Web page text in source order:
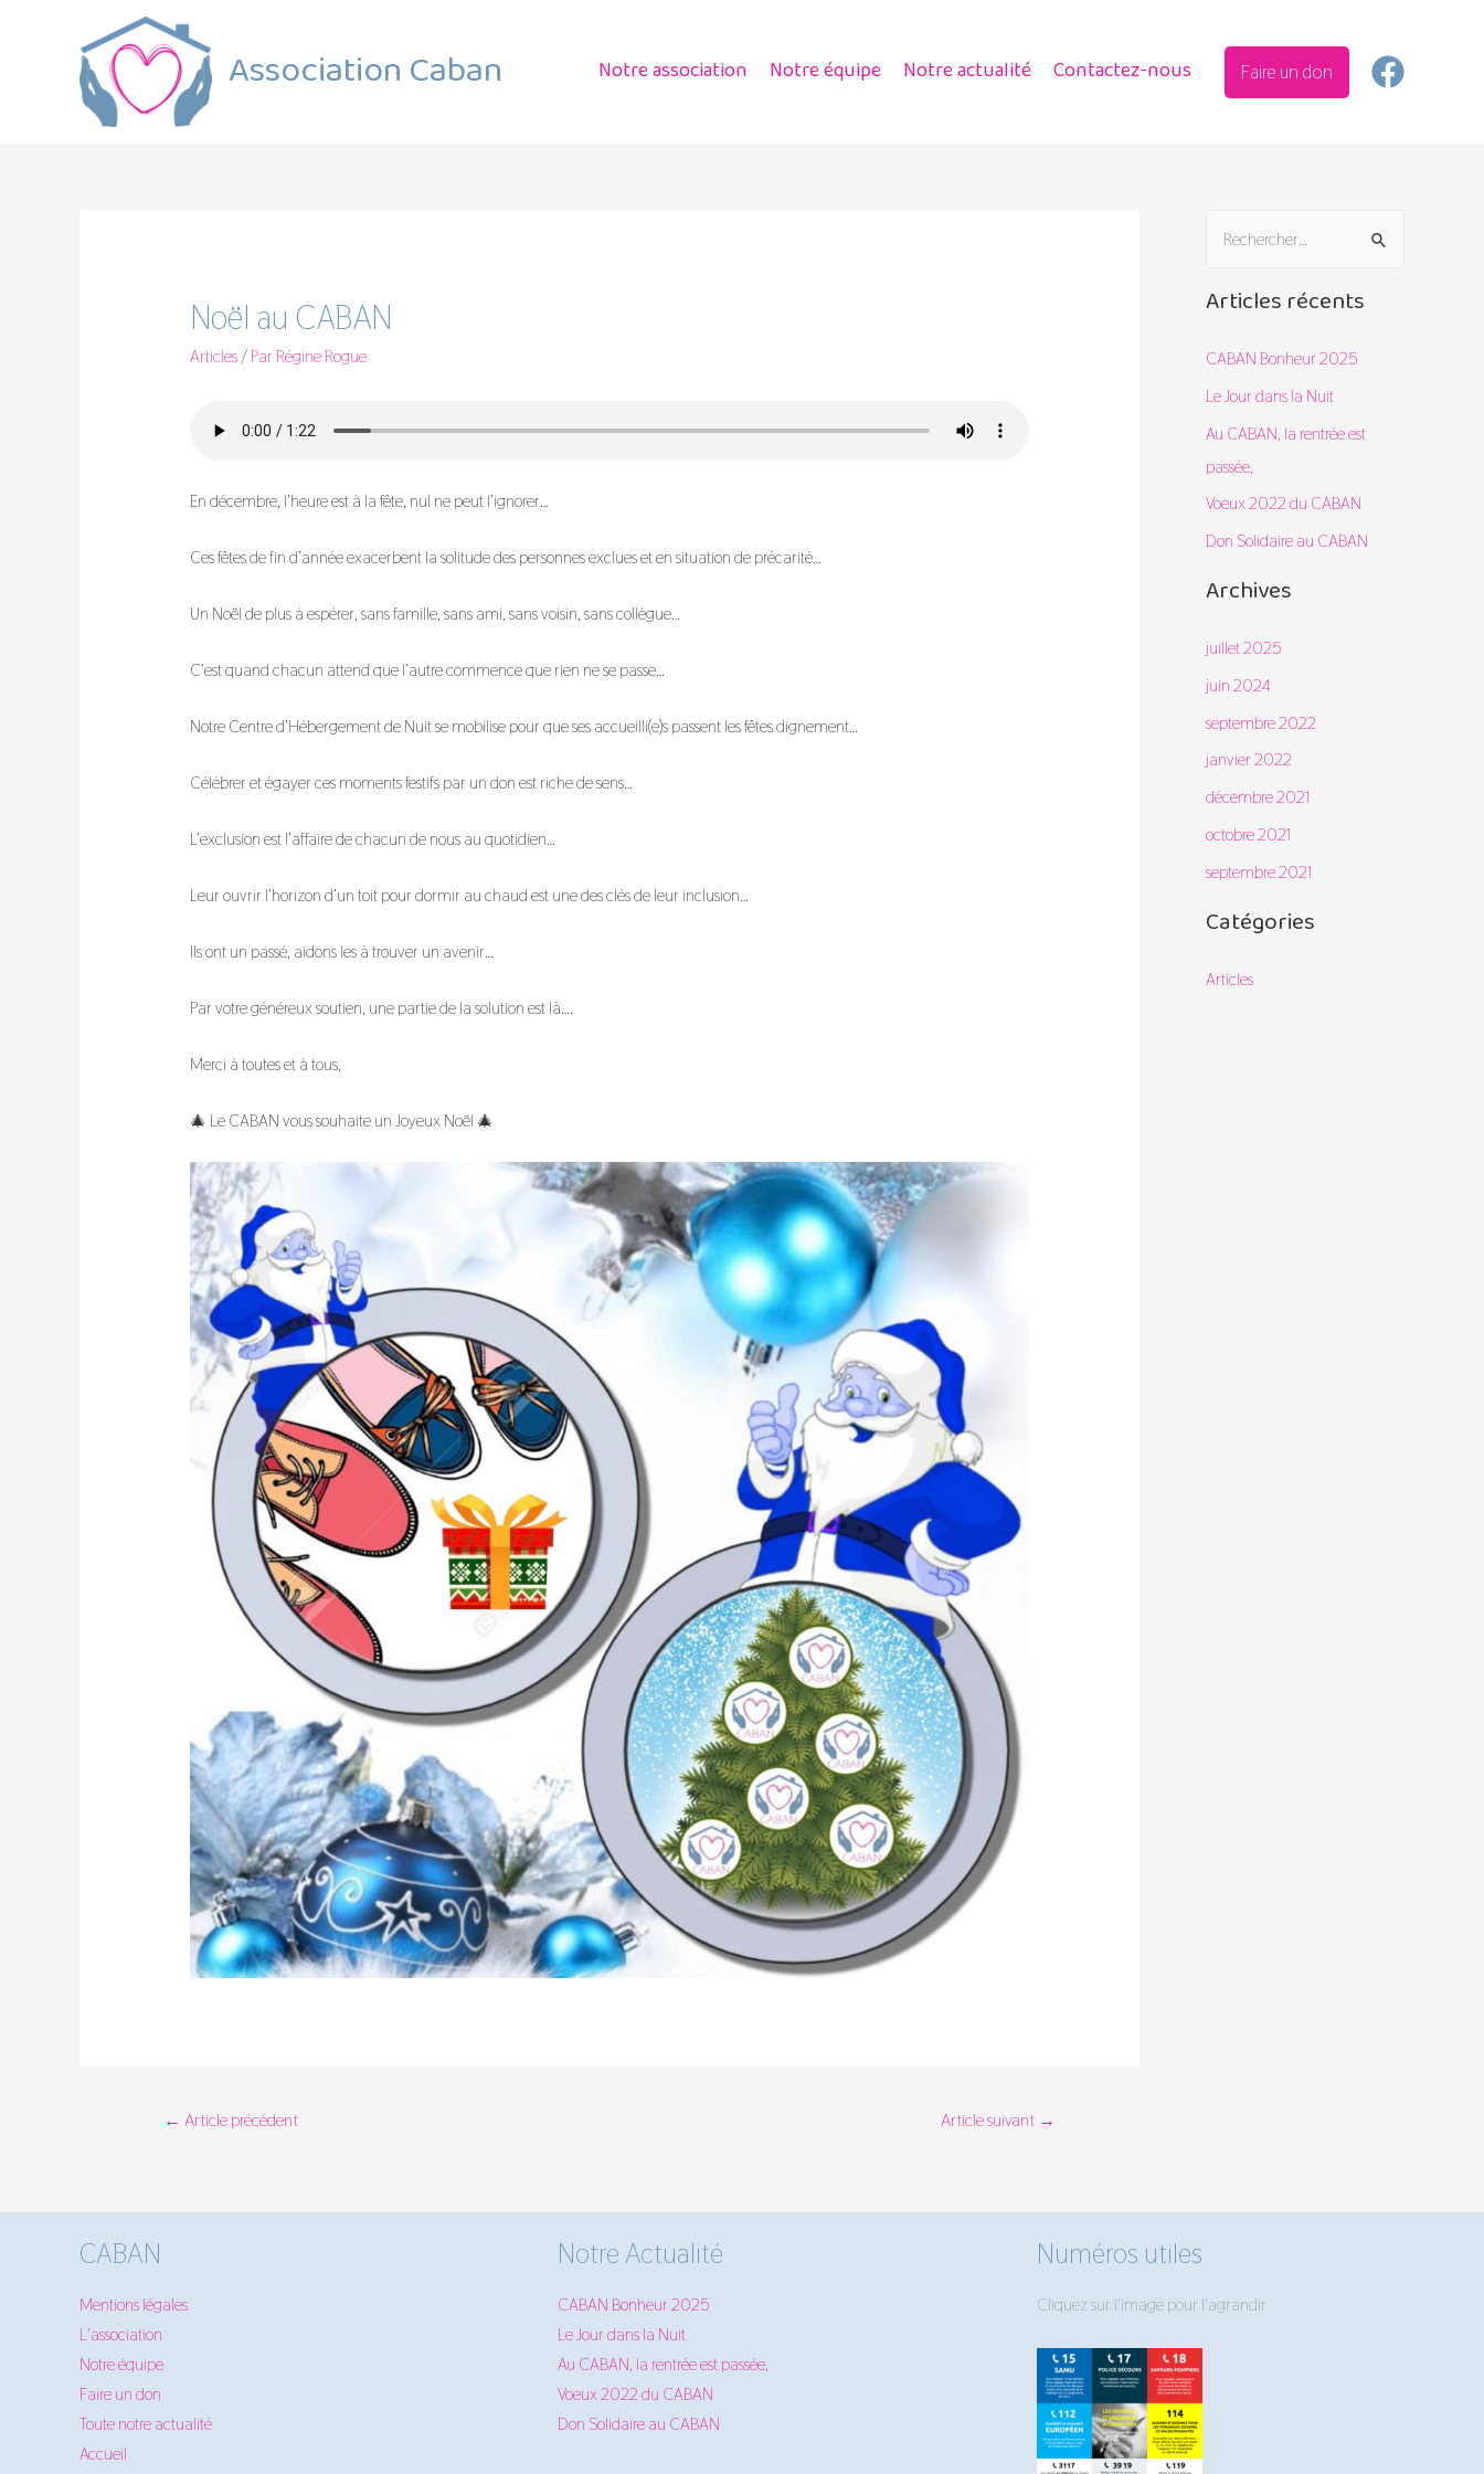
Association Caban Notre association Notre équipe Notre actualité Contactez-nous Faire un don
Noël au CABAN
Articles / Par Régine Rogue
En décembre, l’heure est à la fête, nul ne peut l’ignorer…
Ces fêtes de fin d’année exacerbent la solitude des personnes exclues et en situation de précarité…
Un Noël de plus à espérer, sans famille, sans ami, sans voisin, sans collègue…
C’est quand chacun attend que l’autre commence que rien ne se passe…
Notre Centre d’Hébergement de Nuit se mobilise pour que ses accueilli(e)s passent les fêtes dignement…
Célébrer et égayer ces moments festifs par un don est riche de sens…
L’exclusion est l’affaire de chacun de nous au quotidien…
Leur ouvrir l’horizon d’un toit pour dormir au chaud est une des clés de leur inclusion…
Ils ont un passé, aidons les à trouver un avenir…
Par votre généreux soutien, une partie de la solution est là….
Merci à toutes et à tous,
🎄 Le CABAN vous souhaite un Joyeux Noël 🎄
Navigation
← Article précédent Article suivant →
c
e
r
c
:
Articles récents
CABAN Bonheur 2025
Le Jour dans la Nuit
Au CABAN, la rentrée est
passée,
Voeux 2022 du CABAN
Don Solidaire au CABAN
Archives
juillet 2025
juin 2024
septembre 2022
janvier 2022
décembre 2021
octobre 2021
septembre 2021
Catégories
Articles
CABAN
Mentions légales
L'association
Notre équipe
Faire un don
Toute notre actualité
Accueil
Notre Actualité
CABAN Bonheur 2025
Le Jour dans la Nuit
Au CABAN, la rentrée est passée,
Voeux 2022 du CABAN
Don Solidaire au CABAN
Numéros utiles
Cliquez sur l'image pour l'agrandir